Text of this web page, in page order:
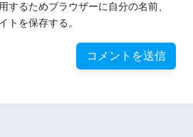
するためブラウザーに自分の名前、
トを保存する。